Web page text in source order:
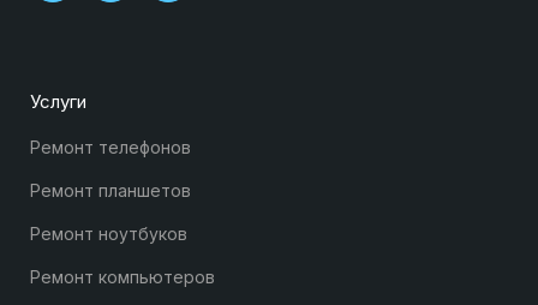
Услуги
Ремонт телефонов
Ремонт планшетов
Ремонт ноутбуков
Ремонт компьютеров